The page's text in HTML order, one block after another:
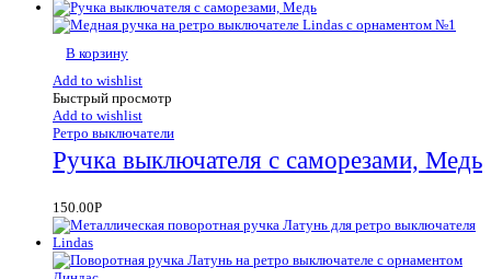
В корзину
Add to wishlist
Быстрый просмотр
Add to wishlist
Ретро выключатели
Ручка выключателя с саморезами, Медь
150.00Р